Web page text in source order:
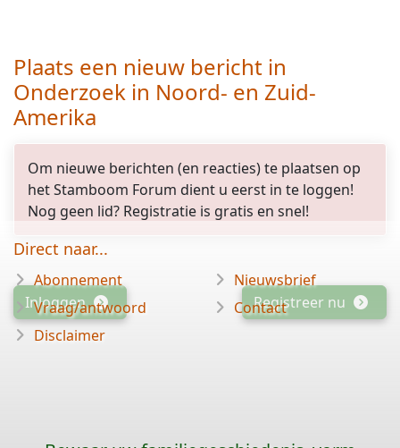
Plaats een nieuw bericht in
Onderzoek in Noord- en Zuid-
Amerika
Om nieuwe berichten (en reacties) te plaatsen op
het Stamboom Forum dient u eerst in te loggen!
Nog geen lid? Registratie is gratis en snel!
Registreer nu
Inloggen
Direct naar...
Abonnement
Vraag/antwoord
Disclaimer
Nieuwsbrief
Contact